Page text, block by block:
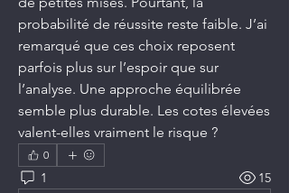
probabilité de réussite reste faible. J’ai
remarqué que ces choix reposent
parfois plus sur l’espoir que sur
l’analyse. Une approche équilibrée
semble plus durable. Les cotes élevées
valent-elles vraiment le risque ?
0
1 15